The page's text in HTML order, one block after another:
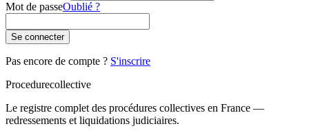
Mot de passeOublié ?
Se connecter
Pas encore de compte ? S'inscrire
Procedurecollective
Le registre complet des procédures collectives en France —
redressements et liquidations judiciaires.